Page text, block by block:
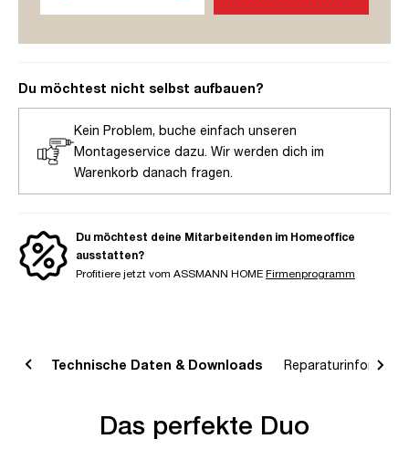
Du möchtest nicht selbst aufbauen?
Kein Problem, buche einfach unseren
Montageservice dazu. Wir werden dich im
Warenkorb danach fragen.
Du möchtest deine Mitarbeitenden im Homeoffice
ausstatten?
Profitiere jetzt vom ASSMANN HOME Firmenprogramm
Technische Daten & Downloads
Das perfekte Duo